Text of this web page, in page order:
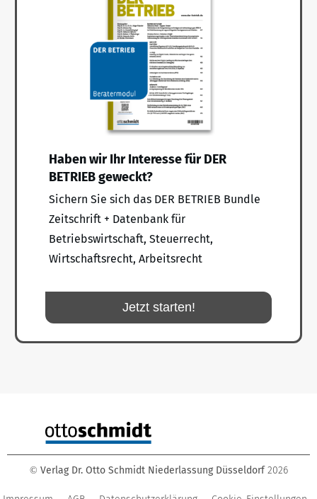
Haben wir Ihr Interesse für DER
BETRIEB geweckt?
Sichern Sie sich das DER BETRIEB Bundle
Zeitschrift + Datenbank für
Betriebswirtschaft, Steuerrecht,
Wirtschaftsrecht, Arbeitsrecht
Jetzt starten!
© Verlag Dr. Otto Schmidt Niederlassung Düsseldorf 2026